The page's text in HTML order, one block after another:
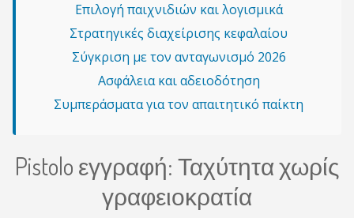
Επιλογή παιχνιδιών και λογισμικά
Στρατηγικές διαχείρισης κεφαλαίου
Σύγκριση με τον ανταγωνισμό 2026
Ασφάλεια και αδειοδότηση
Συμπεράσματα για τον απαιτητικό παίκτη
Pistolo εγγραφή: Ταχύτητα χωρίς
γραφειοκρατία